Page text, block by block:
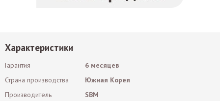
Характеристики
Гарантия
6 месяцев
Страна производства
Южная Корея
Производитель
SBM